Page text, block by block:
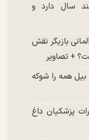
سال دارد و
بازیگر نقش
+ تصاویر
همه را شوکه
پزشکیان داغ